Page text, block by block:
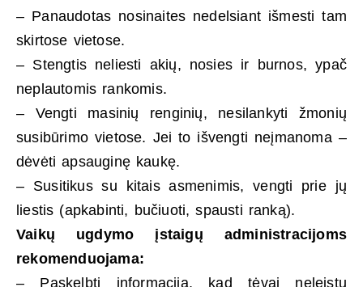
– Panaudotas nosinaites nedelsiant išmesti tam
skirtose vietose.
– Stengtis neliesti akių, nosies ir burnos, ypač
neplautomis rankomis.
– Vengti masinių renginių, nesilankyti žmonių
susibūrimo vietose. Jei to išvengti neįmanoma –
dėvėti apsauginę kaukę.
– Susitikus su kitais asmenimis, vengti prie jų
liestis (apkabinti, bučiuoti, spausti ranką).
Vaikų ugdymo įstaigų administracijoms
rekomenduojama:
– Paskelbti informaciją, kad tėvai neleistų